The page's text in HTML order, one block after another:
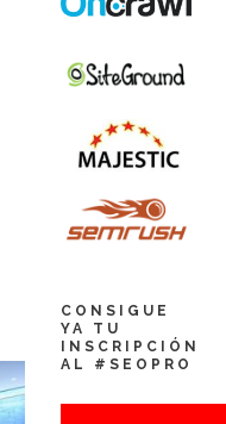
CONSIGUE
YA TU
INSCRIPCIÓN
AL #SEOPRO